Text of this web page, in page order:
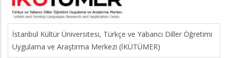
İstanbul Kültür Üniversitesi, Türkçe ve Yabancı Diller Öğretimi
Uygulama ve Araştırma Merkezi (İKÜTÜMER)